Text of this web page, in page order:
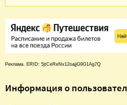
Реклама. ERID: 5jtCeReNx12oajjG9G1Ag7Q
Информация о